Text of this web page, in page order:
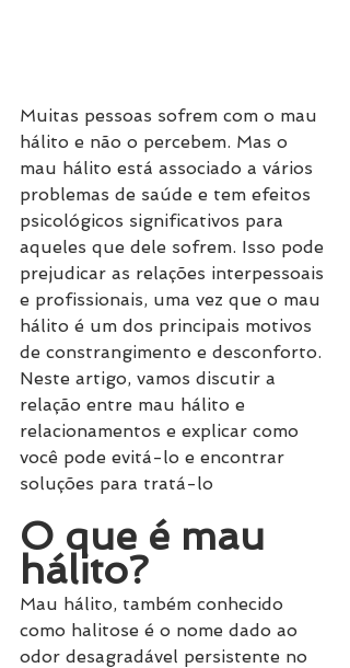
Muitas pessoas sofrem com o mau
hálito e não o percebem. Mas o
mau hálito está associado a vários
problemas de saúde e tem efeitos
psicológicos significativos para
aqueles que dele sofrem. Isso pode
prejudicar as relações interpessoais
e profissionais, uma vez que o mau
hálito é um dos principais motivos
de constrangimento e desconforto.
Neste artigo, vamos discutir a
relação entre mau hálito e
relacionamentos e explicar como
você pode evitá-lo e encontrar
soluções para tratá-lo
O que é mau
hálito?
Mau hálito, também conhecido
como halitose é o nome dado ao
odor desagradável persistente no